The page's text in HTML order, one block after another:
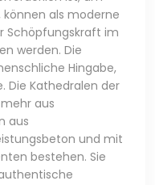
können als moderne
Schöpfungskraft im
werden. Die
Hingabe,
Die Kathedralen der
aus
aus
und mit
bestehen. Sie